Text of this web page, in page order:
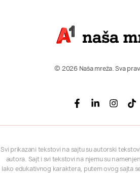
© 2026 Naša mreža. Sva
Facebook
Linkedin
Svi prikazani tekstovi na sajtu su autorski
autora. Sajt i svi tekstovi na njemu su
Iako edukativnog karaktera, putem ovog sajta